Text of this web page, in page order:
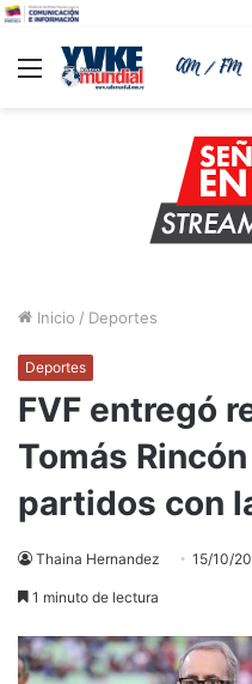
Menu
Inicio / Deportes
Deportes
FVF entregó
Tomás
partidos con
Thaina Hernandez 15/10/
1 minuto de lectura